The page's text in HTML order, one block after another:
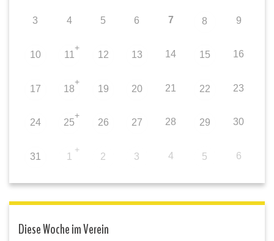
3 4 5 6 7 8 9
10 11
+
12 13 14 15 16
17 18
+
19 20 21 22 23
24 25
+
26 27 28 29 30
31 1
+
2 3 4 5 6
Diese Woche im Verein